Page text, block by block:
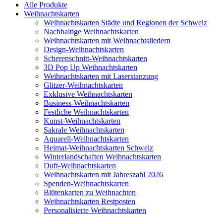
Alle Produkte
Weihnachtskarten
Weihnachtskarten Städte und Regionen der Schweiz
Nachhaltige Weihnachtskarten
Weihnachtskarten mit Weihnachtsliedern
Design-Weihnachtskarten
Scherenschnitt-Weihnachtskarten
3D Pop Up Weihnachtskarten
Weihnachtskarten mit Laserstanzung
Glitzer-Weihnachtskarten
Exklusive Weihnachtskarten
Business-Weihnachtskarten
Festliche Weihnachtskarten
Kunst-Weihnachtskarten
Sakrale Weihnachtskarten
Aquarell-Weihnachtskarten
Heimat-Weihnachtskarten Schweiz
Winterlandschaften Weihnachtskarten
Duft-Weihnachtskarten
Weihnachtskarten mit Jahreszahl 2026
Spenden-Weihnachtskarten
Blütenkarten zu Weihnachten
Weihnachtskarten Restposten
Personalisierte Weihnachtskarten